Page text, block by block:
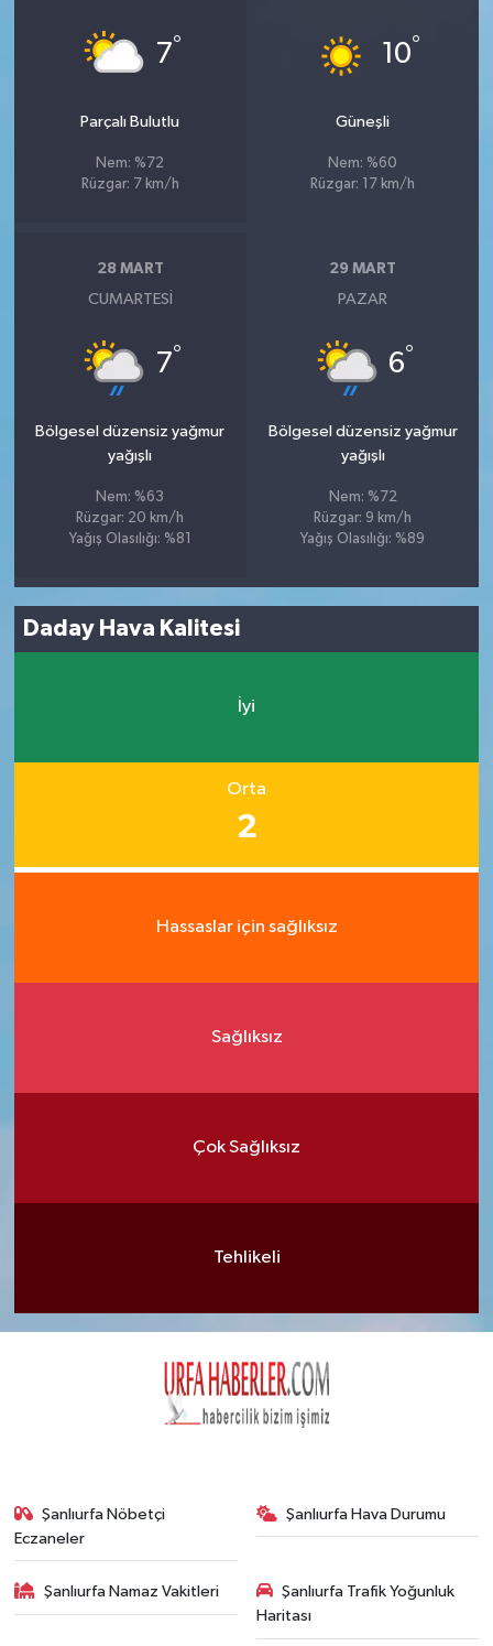
7°
Parçalı Bulutlu
Nem: %72
Rüzgar: 7 km/h
10°
Güneşli
Nem: %60
Rüzgar: 17 km/h
28 MART
CUMARTESI
7°
Bölgesel düzensiz yağmur
yağışlı
Nem: %63
Rüzgar: 20 km/h
Yağış Olasılığı: %81
29 MART
PAZAR
6°
Bölgesel düzensiz yağmur
yağışlı
Nem: %72
Rüzgar: 9 km/h
Yağış Olasılığı: %89
Daday Hava Kalitesi
İyi
Orta
2
Hassaslar için sağlıksız
Sağlıksız
Çok Sağlıksız
Tehlikeli
Şanlıurfa Nöbetçi
Eczaneler
Şanlıurfa Hava Durumu
Şanlıurfa Namaz Vakitleri
Şanlıurfa Trafik Yoğunluk
Haritası